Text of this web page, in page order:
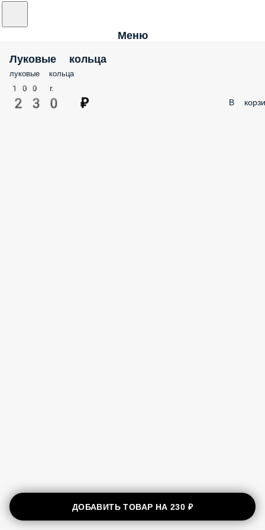
Меню
Луковые кольца
луковые кольца
100 г.
230 ₽ В
ДОБАВИТЬ ТОВАР НА230 ₽